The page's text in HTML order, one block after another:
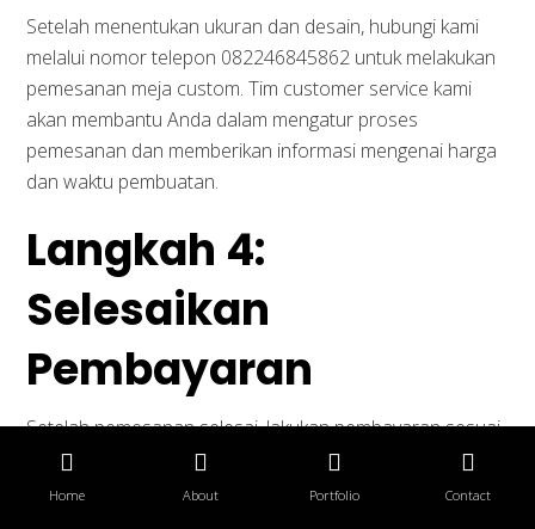
Setelah menentukan ukuran dan desain, hubungi kami
melalui nomor telepon 082246845862 untuk melakukan
pemesanan meja custom. Tim customer service kami
akan membantu Anda dalam mengatur proses
pemesanan dan memberikan informasi mengenai harga
dan waktu pembuatan.
Langkah 4:
Selesaikan
Pembayaran
Setelah pemesanan selesai, lakukan pembayaran sesuai
dengan instruksi yang diberikan oleh pihak kami. Anda
dapat menggunakan berbagai metode pembayaran,
Home About Portfolio Contact